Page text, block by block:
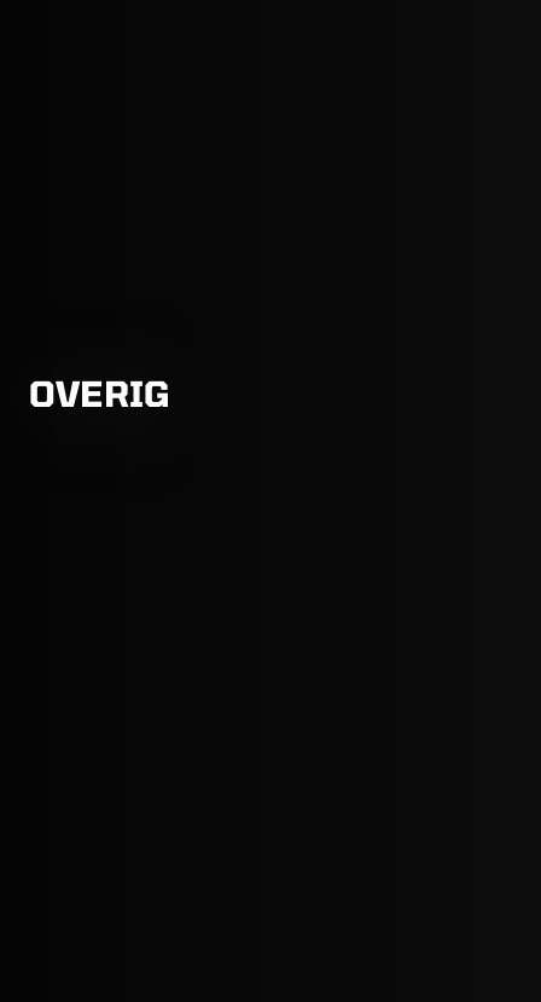
OVERIG